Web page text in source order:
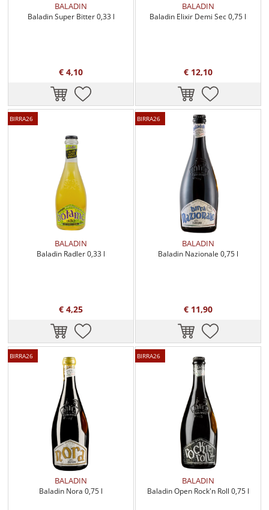
BALADIN
Baladin Super Bitter 0,33 l
€ 4,10
BALADIN
Baladin Elixir Demi Sec 0,75 l
€ 12,10
BIRRA26
BALADIN
Baladin Radler 0,33 l
€ 4,25
BIRRA26
BALADIN
Baladin Nazionale 0,75 l
€ 11,90
BIRRA26
BALADIN
Baladin Nora 0,75 l
BIRRA26
BALADIN
Baladin Open Rock'n Roll 0,75 l